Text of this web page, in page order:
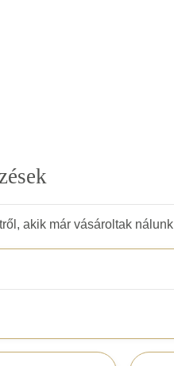
akik már vásároltak nálunk